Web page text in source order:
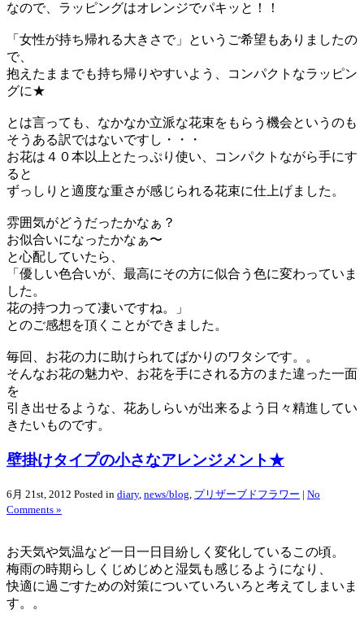
なので、ラッピングはオレンジでパキッと！！
「女性が持ち帰れる大きさで」というご希望もありましたの
で、
抱えたままでも持ち帰りやすいよう、コンパクトなラッピン
グに★
とは言っても、なかなか立派な花束をもらう機会というのも
そうある訳ではないですし・・・
お花は４０本以上とたっぷり使い、コンパクトながら手にす
ると
ずっしりと適度な重さが感じられる花束に仕上げました。
雰囲気がどうだったかなぁ？
お似合いになったかなぁ〜
と心配していたら、
「優しい色合いが、最高にその方に似合う色に変わっていま
した。
花の持つ力って凄いですね。」
とのご感想を頂くことができました。
毎回、お花の力に助けられてばかりのワタシです。。
そんなお花の魅力や、お花を手にされる方のまた違った一面
を
引き出せるような、花あしらいが出来るよう日々精進してい
きたいものです。
壁掛けタイプの小さなアレンジメント★
6月 21st, 2012 Posted in diary, news/blog プリザーブドフラワー | No
Comments »
お天気や気温など一日一日目紛しく変化しているこの頃。
梅雨の時期らしくじめじめと湿気も感じるようになり、
快適に過ごすための対策についていろいろと考えてしまいま
す。。